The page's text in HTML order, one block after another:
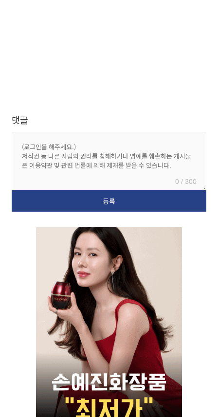
댓글
0 / 300